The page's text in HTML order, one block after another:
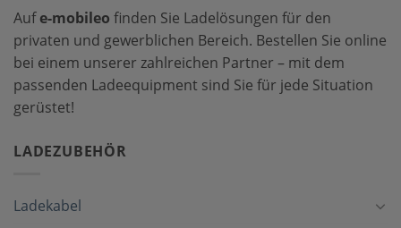
Aufe-mobileo finden Sie Ladelösungen für den
privaten und gewerblichen Bereich. Bestellen Sie online
bei einem unserer zahlreichen Partner – mit dem
passenden Ladeequipment sind Sie für jede Situation
gerüstet!
LADEZUBEHÖR
Ladekabel